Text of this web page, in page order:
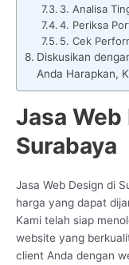
3. Analisa
4. Periksa
5. Cek
Diskusikan
Anda Harapkan,
Jasa
Surabaya
Jasa Web Design di
harga yang dapat
Kami telah siap
website yang
client Anda dengan